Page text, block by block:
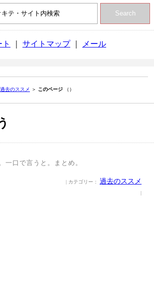
Search
サイトマップ｜ メール
過去のススメ ＞ このページ （）
一口で言うと。まとめ。
| カテゴリー： 過去のススメ
|